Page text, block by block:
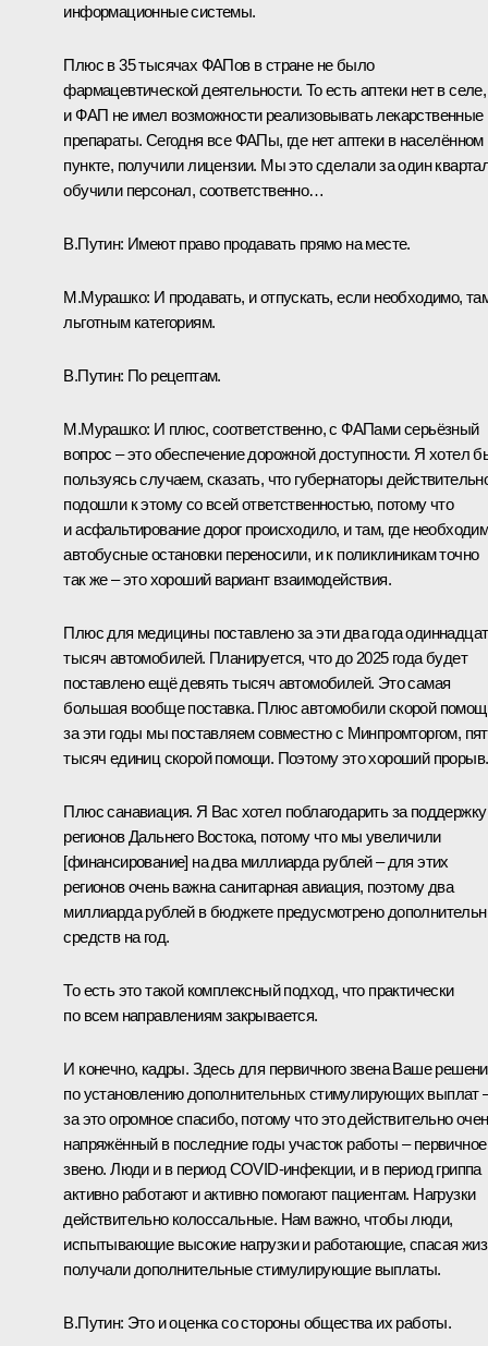
информационные системы.
Плюс в 35 тысячах ФАПов в стране не было
фармацевтической деятельности. То есть аптеки нет в селе,
и ФАП не имел возможности реализовывать лекарственные
препараты. Сегодня все ФАПы, где нет аптеки в населённом
пункте, получили лицензии. Мы это сделали за один
обучили персонал, соответственно…
В.Путин: Имеют право продавать прямо на месте.
М.Мурашко: И продавать, и отпускать, если необходимо,
льготным категориям.
В.Путин: По рецептам.
М.Мурашко: И плюс, соответственно, с ФАПами серьёзный
вопрос – это обеспечение дорожной доступности. Я хотел
пользуясь случаем, сказать, что губернаторы
подошли к этому со всей ответственностью, потому что
и асфальтирование дорог происходило, и там, где
автобусные остановки переносили, и к поликлиникам точно
так же – это хороший вариант взаимодействия.
Плюс для медицины поставлено за эти два года
тысяч автомобилей. Планируется, что до 2025 года будет
поставлено ещё девять тысяч автомобилей. Это самая
большая вообще поставка. Плюс автомобили скорой
за эти годы мы поставляем совместно с Минпромторгом,
тысяч единиц скорой помощи. Поэтому это хороший прорыв.
Плюс санавиация. Я Вас хотел поблагодарить за поддержку
регионов Дальнего Востока, потому что мы увеличили
[финансирование] на два миллиарда рублей – для этих
регионов очень важна санитарная авиация, поэтому два
миллиарда рублей в бюджете предусмотрено
средств на год.
То есть это такой комплексный подход, что практически
по всем направлениям закрывается.
И конечно, кадры. Здесь для первичного звена Ваше
по установлению дополнительных стимулирующих выплат
за это огромное спасибо, потому что это действительно
напряжённый в последние годы участок работы – первичное
звено. Люди и в период COVID-инфекции, и в период гриппа
активно работают и активно помогают пациентам. Нагрузки
действительно колоссальные. Нам важно, чтобы люди,
испытывающие высокие нагрузки и работающие, спасая
получали дополнительные стимулирующие выплаты.
В.Путин: Это и оценка со стороны общества их работы.